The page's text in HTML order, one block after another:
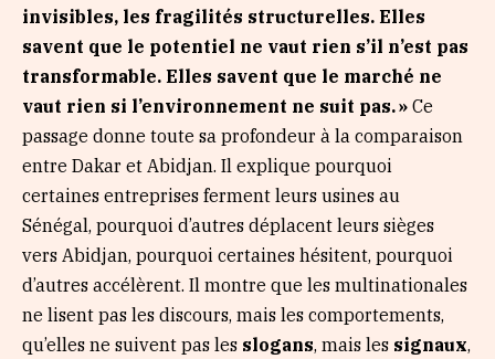
invisibles, les fragilités structurelles. Elles
savent que le potentiel ne vaut rien s’il n’est pas
transformable. Elles savent que le marché ne
vaut rien si l’environnement ne suit pas. » Ce
passage donne toute sa profondeur à la comparaison
entre Dakar et Abidjan. Il explique pourquoi
certaines entreprises ferment leurs usines au
Sénégal, pourquoi d’autres déplacent leurs sièges
vers Abidjan, pourquoi certaines hésitent, pourquoi
d’autres accélèrent. Il montre que les multinationales
ne lisent pas les discours, mais les comportements,
qu’elles ne suivent pas les slogans, mais les signaux,